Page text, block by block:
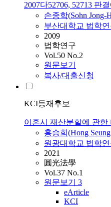
2007다52706, 52713 판
손종학(Sohn Jong-
부산대학교 법학
2009
법학연구
Vol.50 No.2
원문보기
복사/대출신청
KCI등재후보
이혼시 재산분할에 관한
홍승희(Hong
원광대학교 법학
2021
圓光法學
Vol.37 No.1
원문보기 3
eArticle
KCI